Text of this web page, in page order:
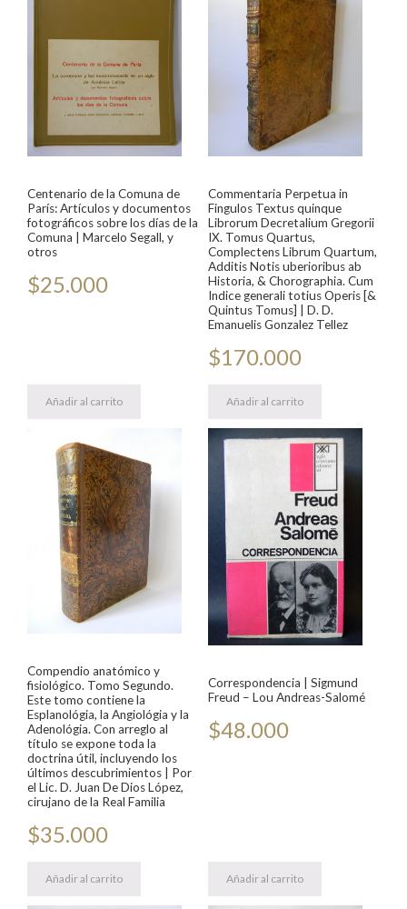
Centenario de la Comuna de
París: Artículos y documentos
fotográficos sobre los días de la
Comuna | Marcelo Segall, y
otros
$25.000
Añadir al carrito
Commentaria Perpetua in
Fingulos Textus quinque
Librorum Decretalium Gregorii
IX. Tomus Quartus,
Complectens Librum Quartum,
Additis Notis uberioribus ab
Historia, & Chorographia. Cum
Indice generali totius Operis [&
Quintus Tomus] | D. D.
Emanuelis Gonzalez Tellez
$170.000
Añadir al carrito
Compendio anatómico y
fisiológico. Tomo Segundo.
Este tomo contiene la
Esplanológia, la Angiológia y la
Adenológia. Con arreglo al
título se expone toda la
doctrina útil, incluyendo los
últimos descubrimientos | Por
el Lic. D. Juan De Dios López,
cirujano de la Real Familia
$35.000
Añadir al carrito
Correspondencia | Sigmund
Freud – Lou Andreas-Salomé
$48.000
Añadir al carrito